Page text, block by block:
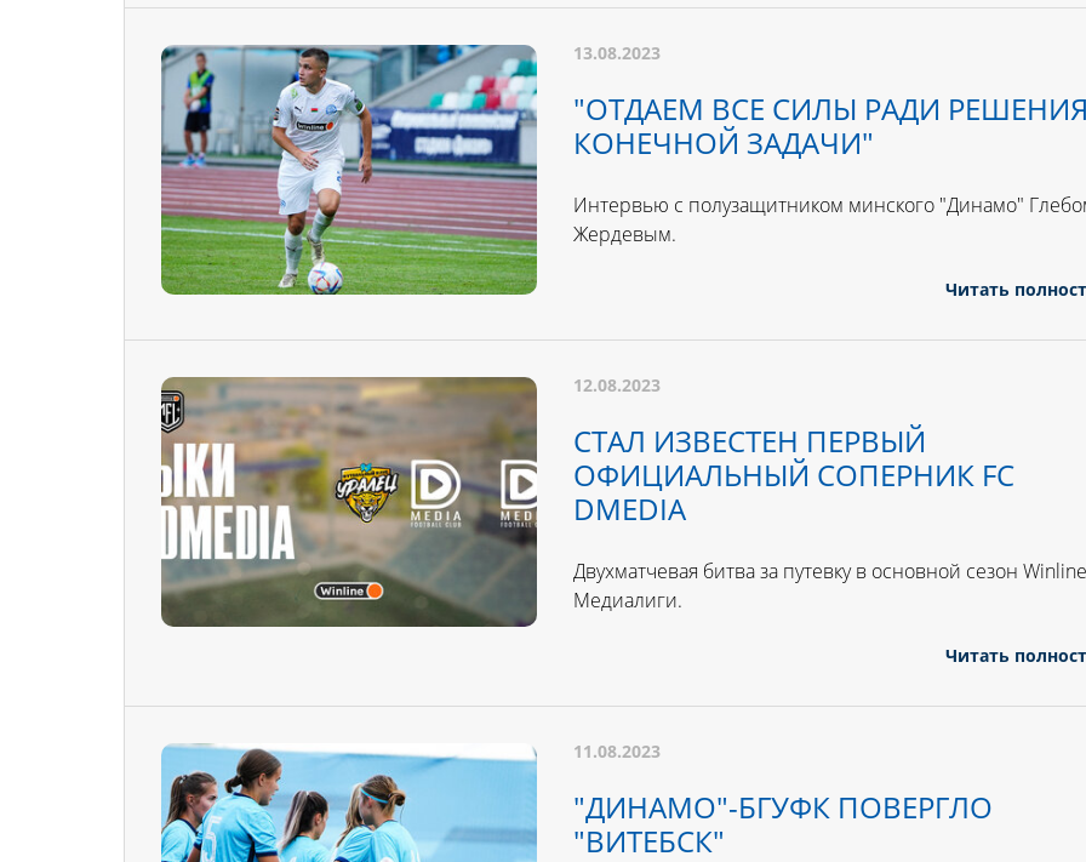
13.08.2023
"ОТДАЕМ ВСЕ СИЛЫ РАДИ РЕШЕНИЯ
КОНЕЧНОЙ ЗАДАЧИ"
Интервью с полузащитником минского "Динамо"
Жердевым.
Читать
12.08.2023
СТАЛ ИЗВЕСТЕН ПЕРВЫЙ
ОФИЦИАЛЬНЫЙ СОПЕРНИК FC
DMEDIA
Двухматчевая битва за путевку в основной сезон Winline
Медиалиги.
Читать
11.08.2023
"ДИНАМО"-БГУФК ПОВЕРГЛО
"ВИТЕБСК"